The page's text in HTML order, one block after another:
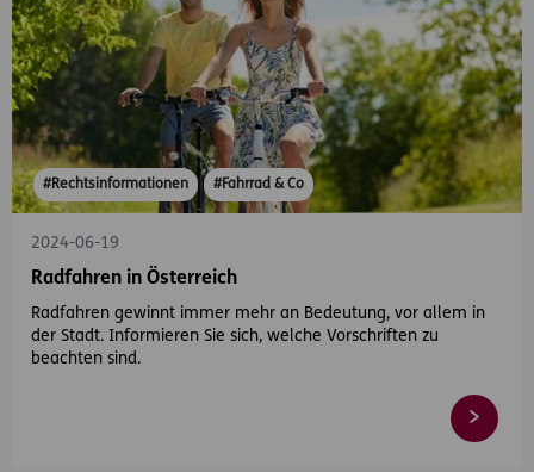
#Rechtsinformationen #Fahrrad & Co
2024-06-19
Radfahren in Österreich
Radfahren gewinnt immer mehr an Bedeutung, vor allem in
der Stadt. Informieren Sie sich, welche Vorschriften zu
beachten sind.